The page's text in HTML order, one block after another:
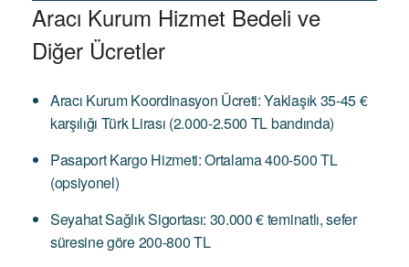
Aracı Kurum Hizmet Bedeli ve
Diğer Ücretler
Aracı Kurum Koordinasyon Ücreti: Yaklaşık 35-45 €
karşılığı Türk Lirası (2.000-2.500 TL bandında)
Pasaport Kargo Hizmeti: Ortalama 400-500 TL
(opsiyonel)
Seyahat Sağlık Sigortası: 30.000 € teminatlı, sefer
süresine göre 200-800 TL